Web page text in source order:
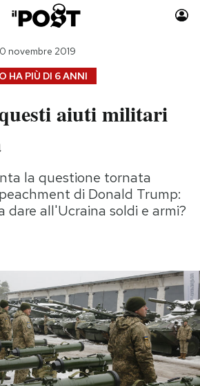
Auto
Moda
Storie/Idee
Ok Boomer!
Media
Mondiali calcio 2026
HA PIÙ DI 6 ANNI
novembre 2019
aiuti militari
la questione tornata
di Donald Trump:
dare all'Ucraina soldi e armi?